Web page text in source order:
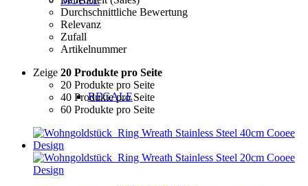
REGALE
Durchschnittliche Bewertung
Relevanz
Zufall
Artikelnummer
Zeige 20 Produkte pro Seite
20 Produkte pro Seite
40 Produkte pro Seite
60 Produkte pro Seite